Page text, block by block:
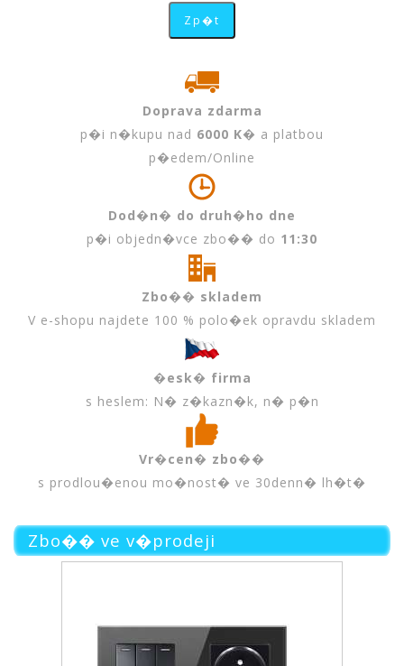
Doprava zdarma
p�i n�kupu nad 6000 K� a platbou
p�edem/Online
Dod�n� do druh�ho dne
p�i objedn�vce zbo�� do 11:30
Zbo�� skladem
V e-shopu najdete 100 % polo�ek opravdu skladem
�esk� firma
s heslem: N� z�kazn�k, n� p�n
Vr�cen� zbo��
s prodlou�enou mo�nost� ve 30denn� lh�t�
Zbo�� ve v�prodeji